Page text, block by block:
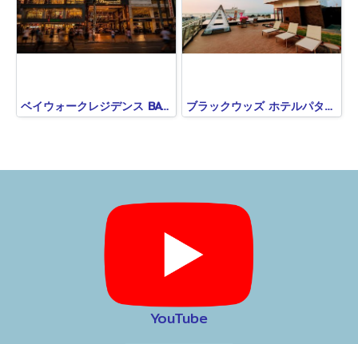
ベイウォークレジデンス BAYWALK RESIDENCE ブラックウッズ ホテルパタヤ BLACKWOODS HOTEL PATTAYA
YouTube